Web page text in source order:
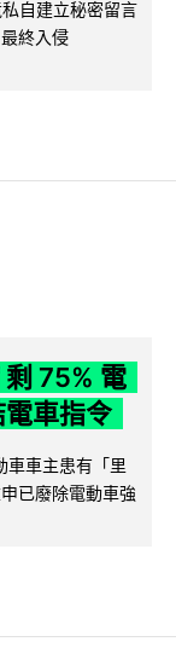
自建立秘密留言
終入侵
75% 電
車指令
車車主患有「里
已廢除電動車強